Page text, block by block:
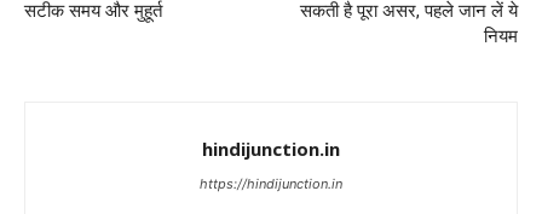
सटीक समय और मुहूर्त
सकती है पूरा असर, पहले जान लें ये
नियम
hindijunction.in
https://hindijunction.in